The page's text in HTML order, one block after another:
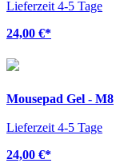
Lieferzeit 4-5 Tage
24,00 €*
Mousepad Gel - M8
Lieferzeit 4-5 Tage
24,00 €*